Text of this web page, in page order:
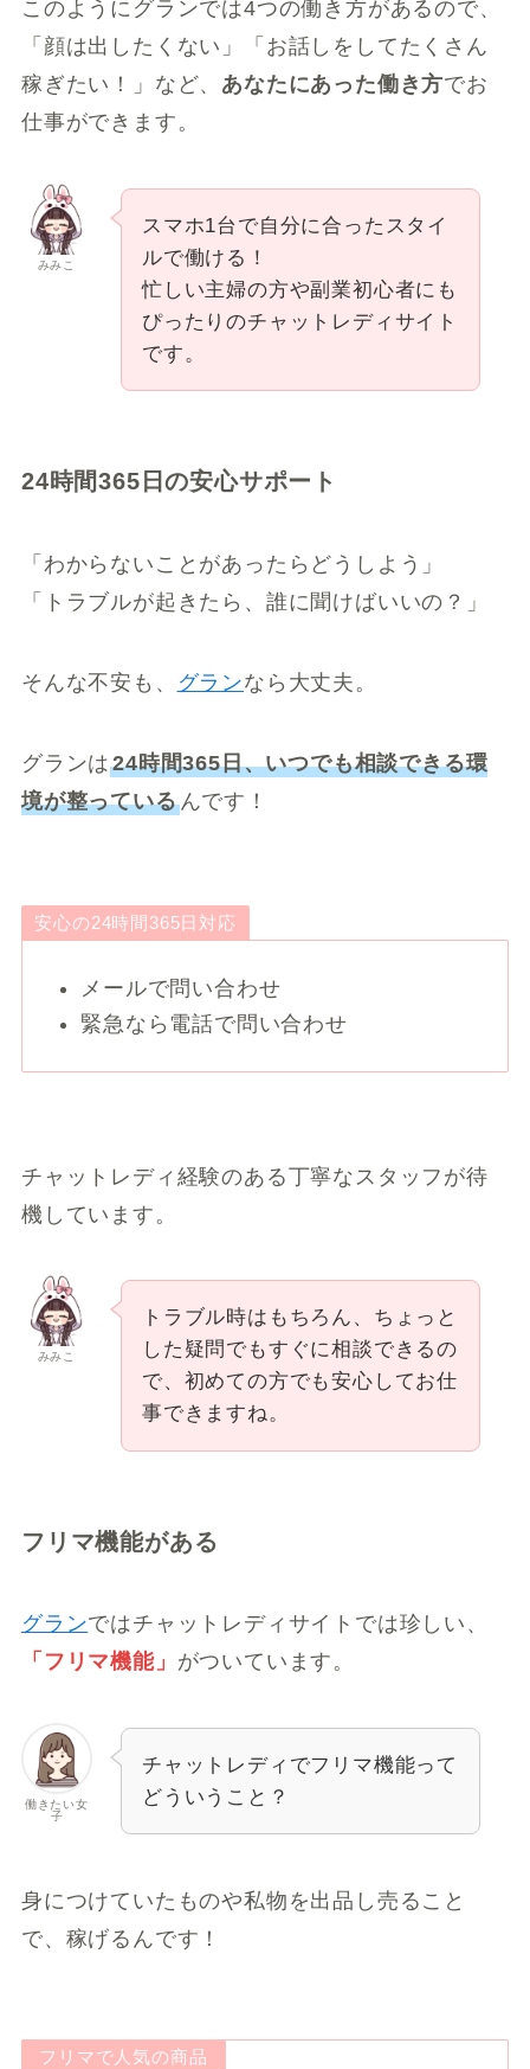
このようにグランでは4つの働き方があるので、
「顔は出したくない」「お話しをしてたくさん
稼ぎたい！」など、 あなたにあった働き方でお
仕事ができます。
みみこ
スマホ1台で自分に合ったスタイ
ルで働ける！
忙しい主婦の方や副業初心者にも
ぴったりのチャットレディサイト
です。
24時間365日の安心サポート
「わからないことがあったらどうしよう」
「トラブルが起きたら、誰に聞けばいいの？」
そんな不安も、 グランなら大丈夫。
グランは24時間365日、いつでも相談できる環
境が整っているんです！
安心の24時間365日対応
メールで問い合わせ
緊急なら電話で問い合わせ
チャットレディ経験のある丁寧なスタッフが待
機しています。
みみこ
トラブル時はもちろん、ちょっと
した疑問でもすぐに相談できるの
で、初めての方でも安心してお仕
事できますね。
フリマ機能がある
グランではチャットレディサイトでは珍しい、
「フリマ機能」 がついています。
働きたい女
子
チャットレディでフリマ機能って
どういうこと？
身につけていたものや私物を出品し売ること
で、稼げるんです！
フリマで人気の商品